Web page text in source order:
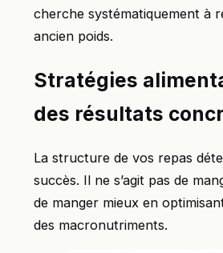
cherche systématiquement à
ancien poids.
Stratégies
des résultats
La structure de vos repas
succès. Il ne s’agit pas de
de manger mieux en
des macronutriments.